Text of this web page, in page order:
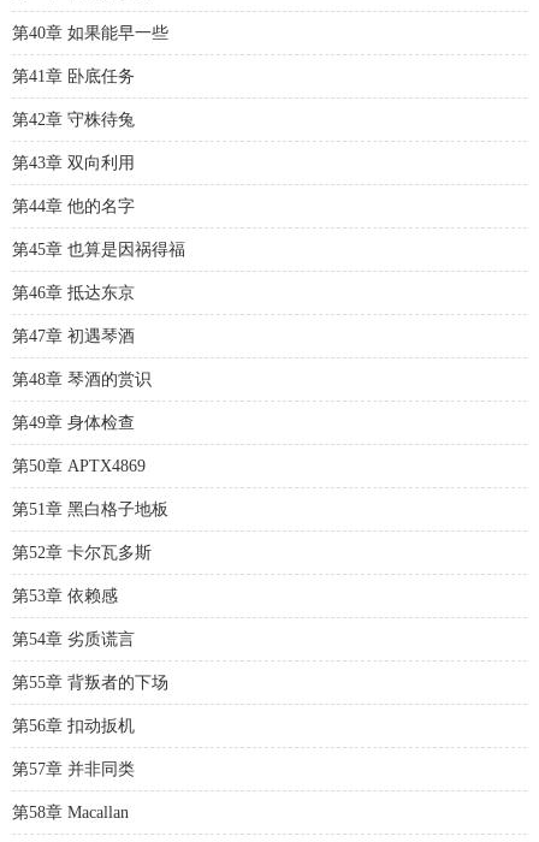
第40章 如果能早一些
第41章 卧底任务
第42章 守株待兔
第43章 双向利用
第44章 他的名字
第45章 也算是因祸得福
第46章 抵达东京
第47章 初遇琴酒
第48章 琴酒的赏识
第49章 身体检查
第50章 APTX4869
第51章 黑白格子地板
第52章 卡尔瓦多斯
第53章 依赖感
第54章 劣质谎言
第55章 背叛者的下场
第56章 扣动扳机
第57章 并非同类
第58章 Macallan